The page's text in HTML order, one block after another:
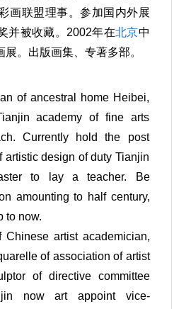
画联盟理事。参加国内外展
并被收藏。2002年在北京中
。出版画集、专著多部。
of ancestral home Heibei,
academy of fine arts
Currently hold the post
artistic design of duty Tianjin
to lay a teacher. Be
amounting to half century,
to now.
artist academician,
of association of artist
of directive committee
now art appoint vice-